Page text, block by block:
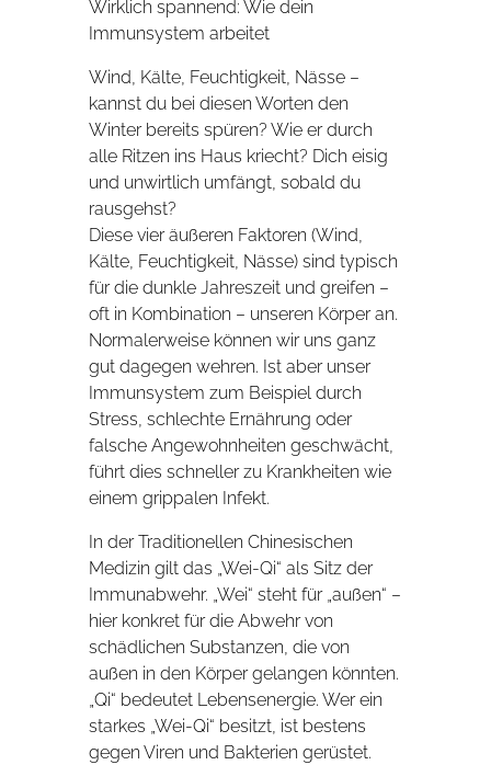
Wirklich spannend: Wie dein
Immunsystem arbeitet
Wind, Kälte, Feuchtigkeit, Nässe –
kannst du bei diesen Worten den
Winter bereits spüren? Wie er durch
alle Ritzen ins Haus kriecht? Dich eisig
und unwirtlich umfängt, sobald du
rausgehst?
Diese vier äußeren Faktoren (Wind,
Kälte, Feuchtigkeit, Nässe) sind typisch
für die dunkle Jahreszeit und greifen –
oft in Kombination – unseren Körper an.
Normalerweise können wir uns ganz
gut dagegen wehren. Ist aber unser
Immunsystem zum Beispiel durch
Stress, schlechte Ernährung oder
falsche Angewohnheiten geschwächt,
führt dies schneller zu Krankheiten wie
einem grippalen Infekt.
In der Traditionellen Chinesischen
Medizin gilt das „Wei-Qi“ als Sitz der
Immunabwehr. „Wei“ steht für „außen“ –
hier konkret für die Abwehr von
schädlichen Substanzen, die von
außen in den Körper gelangen könnten.
„Qi“ bedeutet Lebensenergie. Wer ein
starkes „Wei-Qi“ besitzt, ist bestens
gegen Viren und Bakterien gerüstet.